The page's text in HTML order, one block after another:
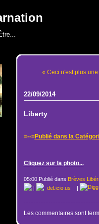
« Ceci n'est plus une
22/09/2014
Liberty
=--=Publié dans la
Cliquez sur la photo...
05:00 Publié dans Brèves
|
del.icio.us | |
Les commentaires sont